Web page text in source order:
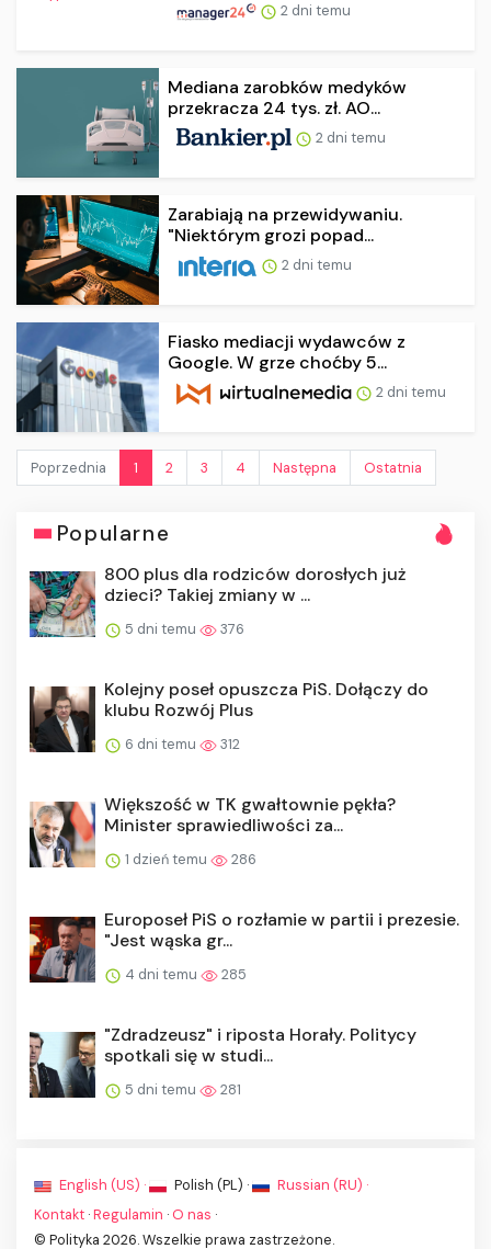
2 dni temu
Mediana zarobków medyków
przekracza 24 tys. zł. AO...
2 dni temu
Zarabiają na przewidywaniu.
"Niektórym grozi popad...
2 dni temu
Fiasko mediacji wydawców z
Google. W grze choćby 5...
2 dni temu
Poprzednia 1 2 3 4 Następna Ostatnia
Popularne
800 plus dla rodziców dorosłych już
dzieci? Takiej zmiany w ...
5 dni temu 376
Kolejny poseł opuszcza PiS. Dołączy do
klubu Rozwój Plus
6 dni temu 312
Większość w TK gwałtownie pękła?
Minister sprawiedliwości za...
1 dzień temu 286
Europoseł PiS o rozłamie w partii i prezesie.
"Jest wąska gr...
4 dni temu 285
"Zdradzeusz" i riposta Horały. Politycy
spotkali się w studi...
5 dni temu 281
English (US) · Polish (PL) ·
Russian (RU) ·
Kontakt ·Regulamin · O nas ·
© Polityka 2026. Wszelkie prawa zastrzeżone.